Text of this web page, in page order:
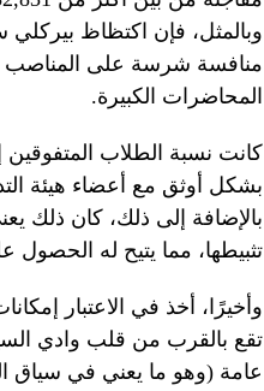
وبالمثل، فإن اكتظاظ
منافسة شرسة على المناصب
المحاضرات الكبيرة.
كانت نسبة الطلاب المتفوقين
بشكل أوثق مع أعضاء هيئة
بالإضافة إلى ذلك، كان ذلك
تثبيطها، مما يتيح له الحصول
وأخيرًا، أخذ في الاعتبار
تقع بالقرب من قلب وادي
عامة (وهو ما يعني في سياق